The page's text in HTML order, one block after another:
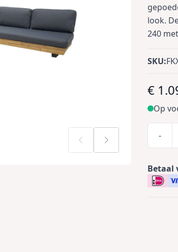
look.
240
SKU:
€
Op
-
Betaal